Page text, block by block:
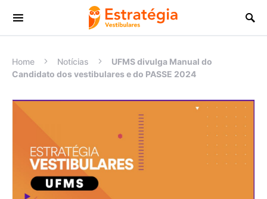
Procurar:
Home Notícias
UFMS divulga Manual do
Candidato dos vestibulares e do PASSE 2024